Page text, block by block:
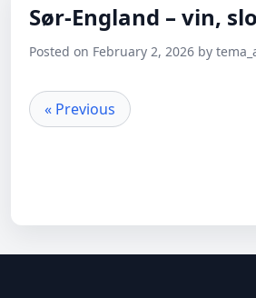
Sør-England – vin,
Posted on February 2, 2026 by
« Previous